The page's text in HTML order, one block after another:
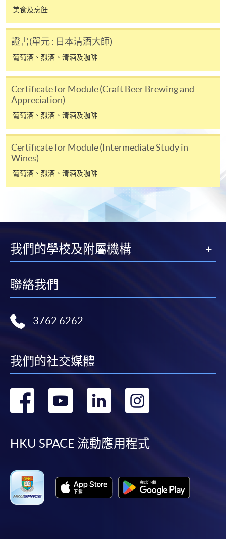
報讀新課程
凡以「先到先得」為取錄方式的課程，請填妥
SF26報名表，親往
[下載報名表SF26]
申請學歷頒授及專業課程可能需要其他資料，報名
表可向報名中心或有關課程負責人索取。填妥申請
表格後，請連同報名費/學費以及所需證明文件親
往報名中心或以郵遞方式遞交。
報讀同一學歷頒授課程內其他單元
​學院為學歷頒授課程特設「註冊及學費通知」，適
心或以郵遞方式，遞交「通知」及繳交所需費用。
何疑問，請詳閱個別課程資料，或聯絡有關課程負責
課程/科目報名注意事項:
JavaScript程式瀏覽器的電腦上進行。建議選用
Google Chrome瀏覽器。
必須重新開始整個申請程序。
網上報名只支援「提早報讀優惠」。如需享用其他
在網上報名過程中，由於提交課程申請和付款在系
統處理上為兩個不同的程序，成功付款並不保證成
功被獲取錄。任何不成功的申請，課程組職員將儘
美食及烹飪
證書(單元 : 日本清酒大師)
葡萄酒、烈酒、清酒及咖啡
Certificate for Module (Craft Beer Brewing and
Appreciation)
葡萄酒、烈酒、清酒及咖啡
Certificate for Module (Intermediate Study in
Wines)
葡萄酒、烈酒、清酒及咖啡
我們的學校及附屬機構
聯絡我們
3762 6262
我們的社交媒體
轉
facebook
轉
youtube
轉
linkedin
轉
HKU SPACE 流動應用程式